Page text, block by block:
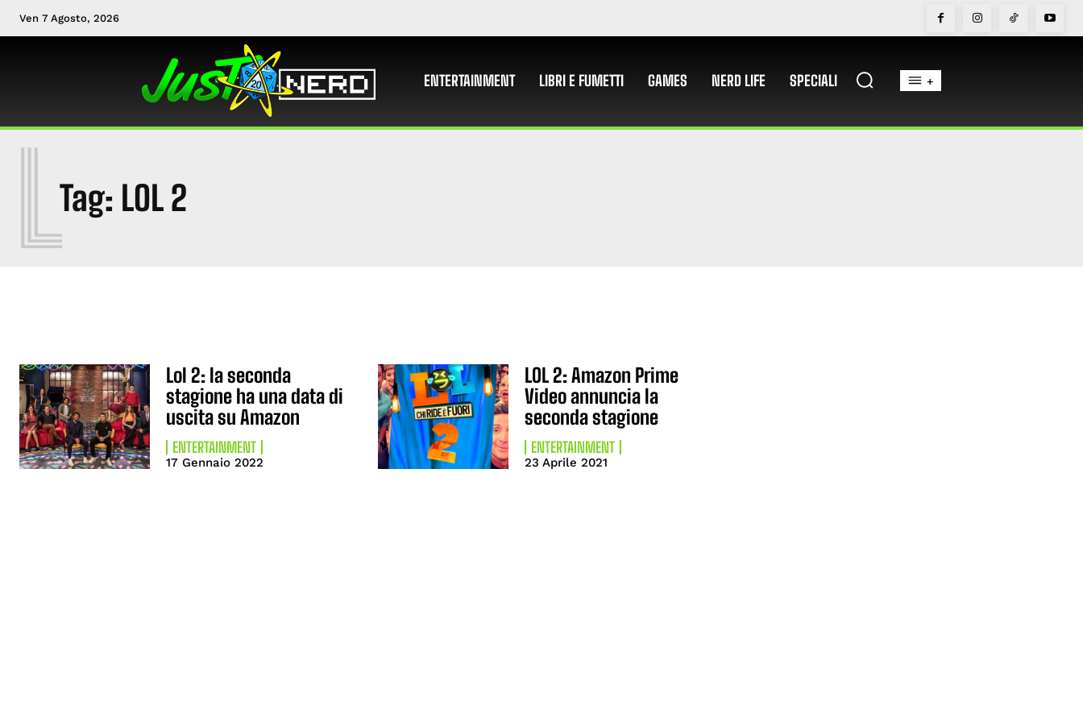
Ven 7 Agosto, 2026
ENTERTAINMENT LIBRI E FUMETTI GAMES NERD LIFE SPECIALI +
Tag: LOL 2
L
Lol 2: la seconda
stagione ha una data di
uscita su Amazon
ENTERTAINMENT
17 Gennaio 2022
LOL 2: Amazon Prime
Video annuncia la
seconda stagione
ENTERTAINMENT
23 Aprile 2021